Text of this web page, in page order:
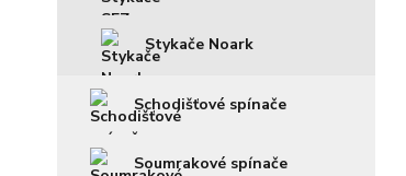
Stykače Noark
Schodišťové spínače
Soumrakové spínače